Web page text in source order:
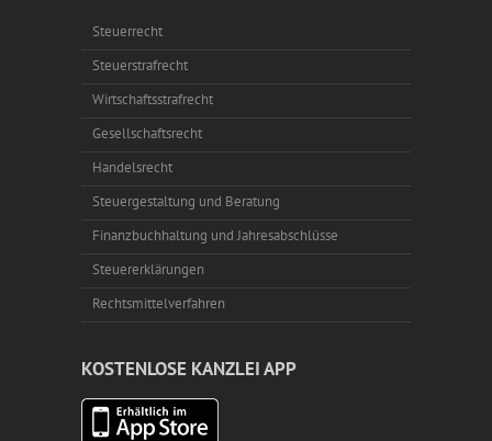
Steuerrecht
Steuerstrafrecht
Wirtschaftsstrafrecht
Gesellschaftsrecht
Handelsrecht
Steuergestaltung und Beratung
Finanzbuchhaltung und Jahresabschlüsse
Steuererklärungen
Rechtsmittelverfahren
KOSTENLOSE KANZLEI APP